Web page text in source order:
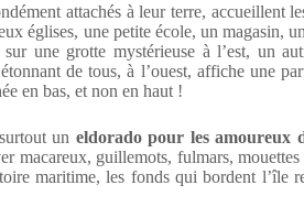
attachés à leur terre, accueillent
églises, une petite école, un magasin,
une grotte mystérieuse à l’est, un
de tous, à l’ouest, affiche une
en bas, et non en haut !
un eldorado pour les amoureux
macareux, guillemots, fulmars,
maritime, les fonds qui bordent l’île